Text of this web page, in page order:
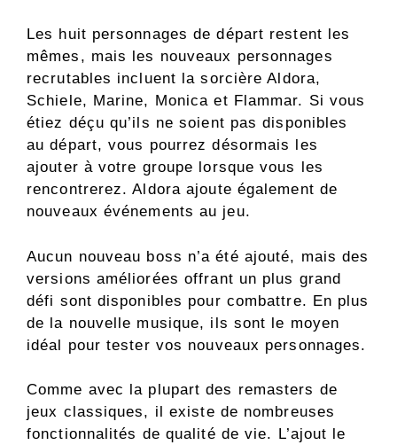
Les huit personnages de départ restent les
mêmes, mais les nouveaux personnages
recrutables incluent la sorcière Aldora,
Schiele, Marine, Monica et Flammar. Si vous
étiez déçu qu’ils ne soient pas disponibles
au départ, vous pourrez désormais les
ajouter à votre groupe lorsque vous les
rencontrerez. Aldora ajoute également de
nouveaux événements au jeu.
Aucun nouveau boss n’a été ajouté, mais des
versions améliorées offrant un plus grand
défi sont disponibles pour combattre. En plus
de la nouvelle musique, ils sont le moyen
idéal pour tester vos nouveaux personnages.
Comme avec la plupart des remasters de
jeux classiques, il existe de nombreuses
fonctionnalités de qualité de vie. L’ajout le